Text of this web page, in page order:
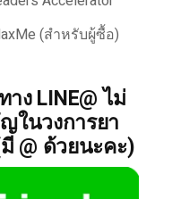
(สำหรับผู้ซื้อ)
ง LINE@ ไม่
ในวงการยา
@ ด้วยนะคะ)